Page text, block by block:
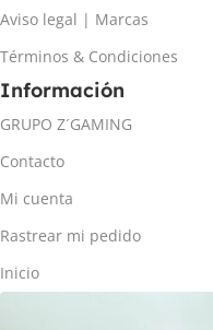
Aviso legal | Marcas
Términos & Condiciones
Información
GRUPO Z´GAMING
Contacto
Mi cuenta
Rastrear mi pedido
Inicio